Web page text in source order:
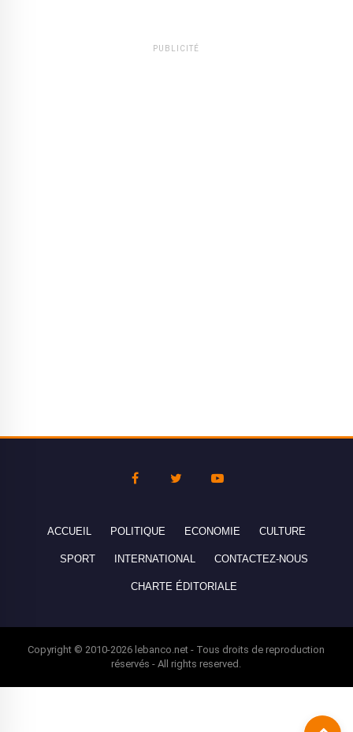
PUBLICITÉ
ACCUEIL POLITIQUE ECONOMIE CULTURE
SPORT INTERNATIONAL CONTACTEZ-NOUS
CHARTE ÉDITORIALE
Copyright © 2010-2026 lebanco.net - Tous droits de reproduction
réservés - All rights reserved.